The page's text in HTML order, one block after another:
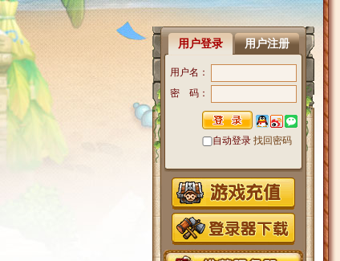
用户登录 用户注册
用户名：
密 码：
自动登录 找回密码